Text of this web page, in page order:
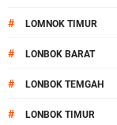
# LOMNOK TIMUR
# LONBOK BARAT
# LONBOK TEMGAH
# LONBOK TIMUR